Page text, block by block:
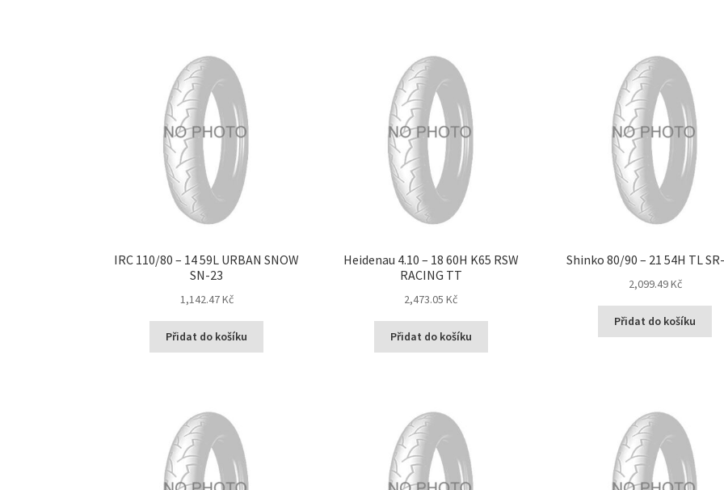
IRC 110/80 – 14 59L URBAN SNOW
SN-23
1,142.47 Kč
Přidat do košíku
Heidenau 4.10 – 18 60H K65 RSW
RACING TT
2,473.05 Kč
Přidat do košíku
Shinko 80/90 – 21 54H TL
2,099.49 Kč
Přidat do košíku